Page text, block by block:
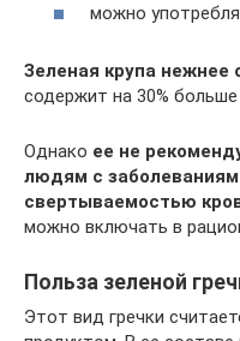
можно
Зеленая крупа нежнее
содержит на 30%
Однако ее не
людям с
свертываемостью
можно включать в
Польза зеленой
Этот вид гречки